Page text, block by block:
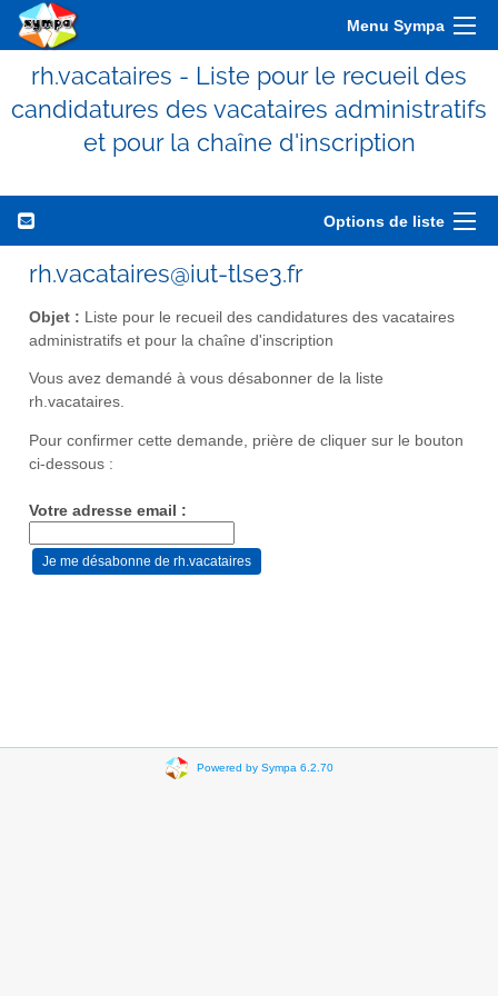
Menu Sympa
rh.vacataires - Liste pour le recueil des
candidatures des vacataires administratifs
et pour la chaîne d'inscription
Options de liste
rh.vacataires@iut-tlse3.fr
Objet : Liste pour le recueil des candidatures des vacataires
administratifs et pour la chaîne d'inscription
Vous avez demandé à vous désabonner de la liste
rh.vacataires.
Pour confirmer cette demande, prière de cliquer sur le bouton
ci-dessous :
Votre adresse email :
Powered by Sympa 6.2.70